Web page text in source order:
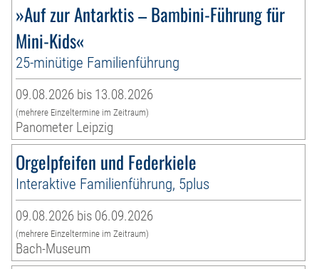
»Auf zur Antarktis – Bambini-Führung für
Mini-Kids«
25-minütige Familienführung
09.08.2026 bis 13.08.2026
(mehrere Einzeltermine im Zeitraum)
Panometer Leipzig
Orgelpfeifen und Federkiele
Interaktive Familienführung, 5plus
09.08.2026 bis 06.09.2026
(mehrere Einzeltermine im Zeitraum)
Bach-Museum